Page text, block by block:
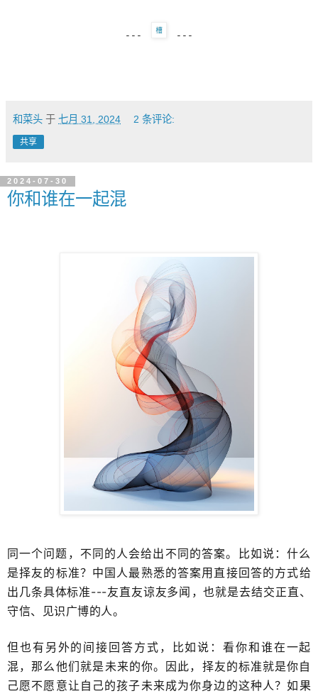
--- ---
和菜头 于 七月 31, 2024 2 条评论:
共享
2024-07-30
你和谁在一起混
同一个问题，不同的人会给出不同的答案。​比如说：什么
是择友的标准？中国人最熟悉的答案用直接回答的方式给
出几条具体标准---友直友谅友多闻​，也就是去结交正直、
守信、​见识广博的人。
但也有另外的间接回答方式，比如说：看你和谁在一起
混，那么​他们就是未来的你。因此，择友的标准就是你自
己愿不愿意让自己的孩子未来成为你身边的这种人？如果